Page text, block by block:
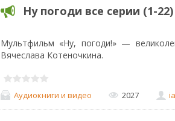
Ну погоди все серии (1-22)
Мультфильм «Ну, погоди!» —
Вячеслава Котеночкина.
Аудиокниги и видео 2027